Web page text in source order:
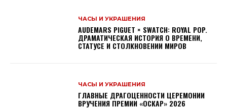
ЧАСЫ И УКРАШЕНИЯ
AUDEMARS PIGUET × SWATCH: ROYAL POP.
ДРАМАТИЧЕСКАЯ ИСТОРИЯ О ВРЕМЕНИ,
СТАТУСЕ И СТОЛКНОВЕНИИ МИРОВ
ЧАСЫ И УКРАШЕНИЯ
ГЛАВНЫЕ ДРАГОЦЕННОСТИ ЦЕРЕМОНИИ
ВРУЧЕНИЯ ПРЕМИИ «ОСКАР» 2026